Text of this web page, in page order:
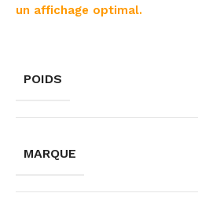
un affichage optimal.
POIDS
MARQUE